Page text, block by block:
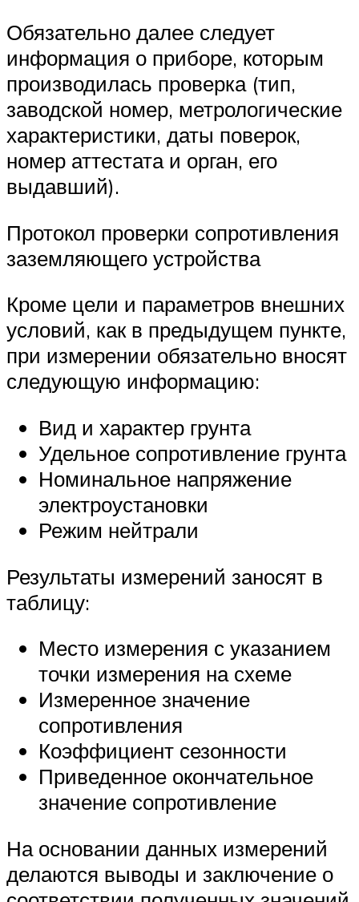
Обязательно далее следует
информация о приборе, которым
производилась проверка (тип,
заводской номер, метрологические
характеристики, даты поверок,
номер аттестата и орган, его
выдавший).
Протокол проверки сопротивления
заземляющего устройства
Кроме цели и параметров внешних
условий, как в предыдущем пункте,
при измерении обязательно вносят
следующую информацию:
Вид и характер грунта
Удельное сопротивление грунта
Номинальное напряжение
электроустановки
Режим нейтрали
Результаты измерений заносят в
таблицу:
Место измерения с указанием
точки измерения на схеме
Измеренное значение
сопротивления
Коэффициент сезонности
Приведенное окончательное
значение сопротивление
На основании данных измерений
делаются выводы и заключение о